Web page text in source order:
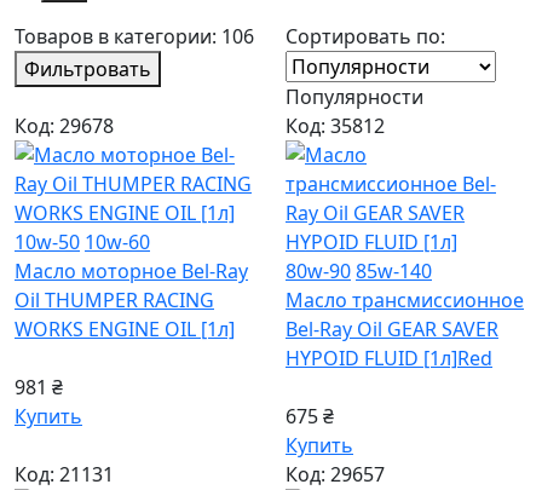
Товаров в категории: 106
Фильтровать
Сортировать по:
Популярности
Код: 29678
10w-50 10w-60
Масло моторное Bel-Ray
Oil THUMPER RACING
WORKS ENGINE OIL [1л]
981 ₴
Купить
Код: 35812
80w-9085w-140
Масло трансмиссионное
Bel-Ray Oil GEAR SAVER
HYPOID FLUID [1л]Red
675 ₴
Купить
Код: 21131
Код: 29657